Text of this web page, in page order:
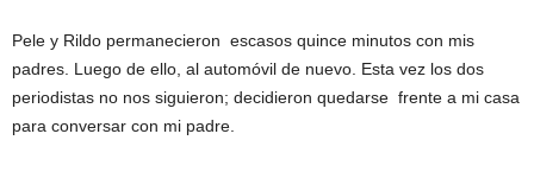
Pele y Rildo permanecieron escasos quince minutos con mis
padres. Luego de ello, al automóvil de nuevo. Esta vez los dos
periodistas no nos siguieron; decidieron quedarse frente a mi casa
para conversar con mi padre.